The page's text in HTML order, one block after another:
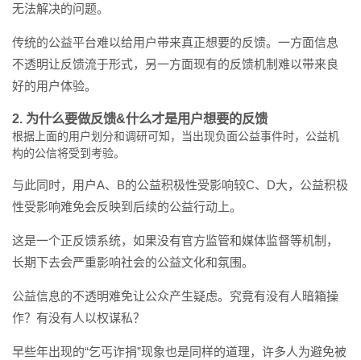
无法解决的问题。
传统的公益平台难以给用户带来真正想要的反馈。一方面信息
不透明让反馈流于形式，另一方面现有的反馈机制难以带来良
好的用户体验。
2. 为什么要做反馈&什么才是用户想要的反馈
根据上面的用户划分和调研可知，当出现负面公益事件时，公益机
构的公信将受到考验。
与此同时，用户A、B的公益积极性受影响较C、D大，公益积极
性受影响难免会反映到后续的公益行动上。
这是一个正反馈系统，如果没有官方监管和媒体监督等机制，
长期下去会严重影响社会的公益文化和氛围。
公益信息的不透明难免让公众产生疑虑。究竟有没有人暗箱操
作？有没有人以权谋私？
早些年出现的“乞丐诈捐”现象也是同样的道理，许多人为避免被